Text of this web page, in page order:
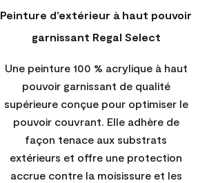
Peinture d’extérieur à haut pouvoir
garnissant Regal Select
Une peinture 100 % acrylique à haut
pouvoir garnissant de qualité
supérieure conçue pour optimiser le
pouvoir couvrant. Elle adhère de
façon tenace aux substrats
extérieurs et offre une protection
accrue contre la moisissure et les